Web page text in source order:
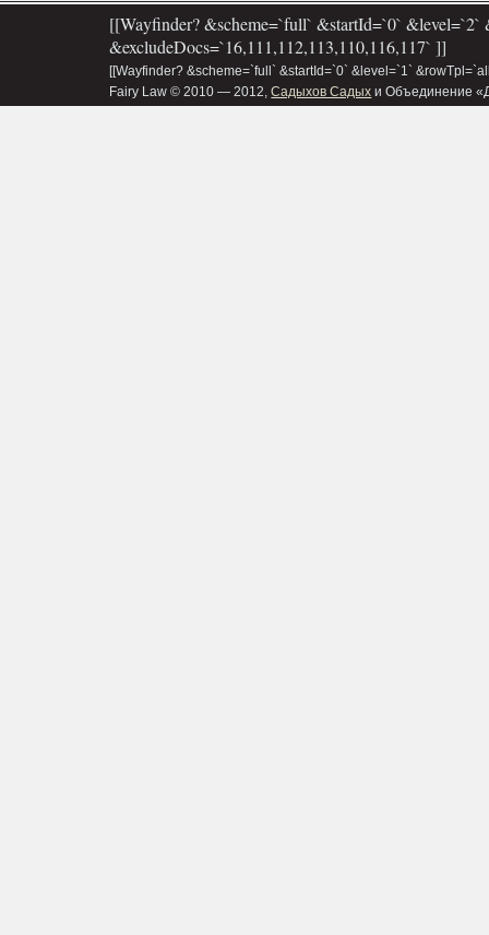
[[Wayfinder? &scheme=`full` &startId=`0`
&excludeDocs=`16,111,112,113,110,116,117` ]]
[[Wayfinder? &scheme=`full` &startId=`0` &level=`1`
Fairy Law © 2010 — 2012,Садыхов Садых и Объединение